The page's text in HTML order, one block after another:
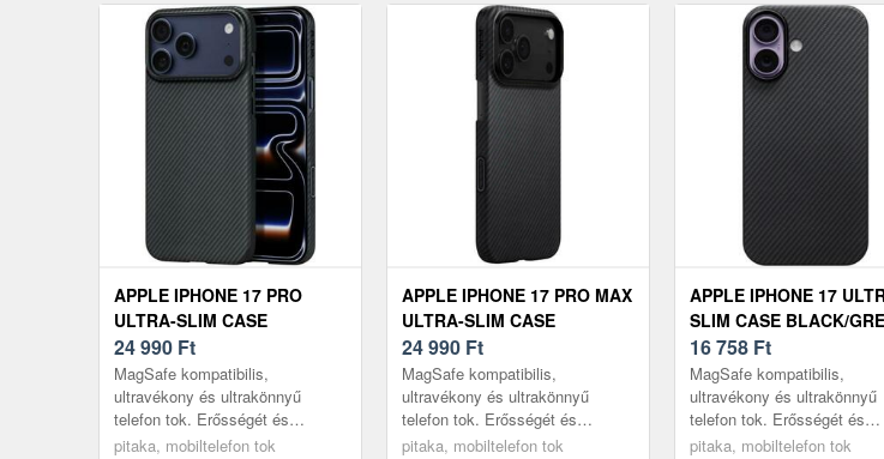
APPLE IPHONE 17 PRO
ULTRA-SLIM CASE
BLACK/GREY (KI1701BP)
24 990 Ft
MagSafe kompatibilis,
ultravékony és ultrakönnyű
telefon tok. Erősségét és
eleganciáját az űrhajózási
pitaka, mobiltelefon tok
APPLE IPHONE 17 PRO MAX
ULTRA-SLIM CASE
BLACK/GREY (KI1701BPM)
24 990 Ft
MagSafe kompatibilis,
ultravékony és ultrakönnyű
telefon tok. Erősségét és
eleganciáját az űrhajózási
pitaka, mobiltelefon tok
APPLE IPHONE 17
SLIM CASE BLACK/
(KI1701)
16 758 Ft
MagSafe kompatibilis,
ultravékony és ultrakönnyű
telefon tok. Erősségét és
eleganciáját az űrhajózási
pitaka, mobiltelefon tok